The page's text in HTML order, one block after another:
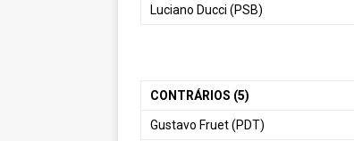
Luciano Ducci (PSB)
CONTRÁRIOS (5)
Gustavo Fruet (PDT)